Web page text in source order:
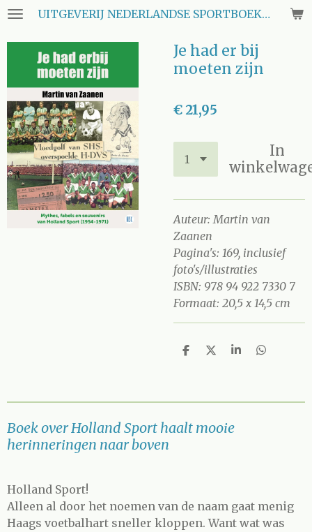
Ga
hoofdinhoud
UITGEVERIJ NEDERLANDSE SPORTBOEKEN CLUB
Je had er bij
moeten zijn
€ 21,95
In
Auteur: Martin van
Zaanen
Pagina's: 169, inclusief
foto's/illustraties
ISBN: 978 94 922 7330 7
Formaat: 20,5 x 14,5 cm
D
n
D
S
e
D
n
Boek over Holland Sport haalt mooie
herinneringen naar boven
Holland Sport!
Alleen al door het noemen van de naam gaat menig
Haags voetbalhart sneller kloppen. Want wat was